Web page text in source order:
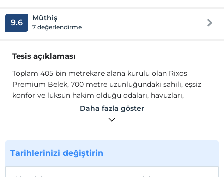
9.6 Müthiş
7 değerlendirme
Tesis açıklaması
Toplam 405 bin metrekare alana kurulu olan Rixos
Premium Belek, 700 metre uzunluğundaki sahili, eşsiz
konfor ve lüksün hakim olduğu odaları, havuzları,
restoranları, barları ve daha fazlasıyla tatilinizi harika bir
masala dönüştürüyor. Tesis tarihi, kültürel ve doğal
katacak. Akdeniz'de, Antalya'nın cennet köşesi Belek'te;
üst düzey konforu, lüks otel anlayışının zirvesini ve
Daha fazla göster
Tarihlerinizi değiştirin